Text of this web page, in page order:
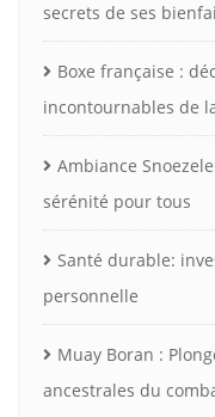
secrets de ses
Boxe française :
incontournables de
Ambiance
sérénité pour tous
Santé durable:
personnelle
Muay Boran :
ancestrales du